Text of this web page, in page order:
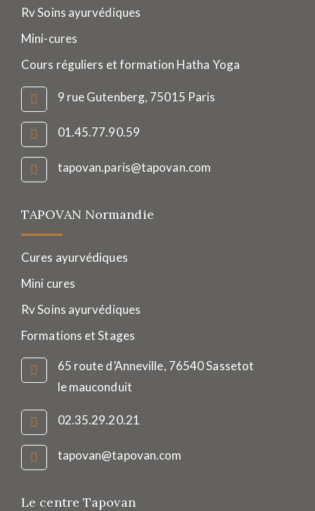
Rv Soins ayurvédiques
Mini-cures
Cours réguliers et formation Hatha Yoga
9 rue Gutenberg, 75015 Paris
01.45.77.90.59
tapovan.paris@tapovan.com
TAPOVAN Normandie
Cures ayurvédiques
Mini cures
Rv Soins ayurvédiques
Formations et Stages
65 route d’Anneville, 76540 Sassetot
le mauconduit
02.35.29.20.21
tapovan@tapovan.com
Le centre Tapovan